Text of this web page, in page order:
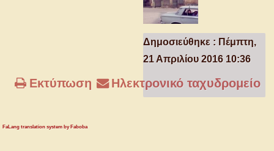
Δημοσιεύθηκε : Πέμπτη,
21 Απριλίου 2016 10:36
Εκτύπωση Ηλεκτρονικό ταχυδρομείο
FaLang translation system by Faboba